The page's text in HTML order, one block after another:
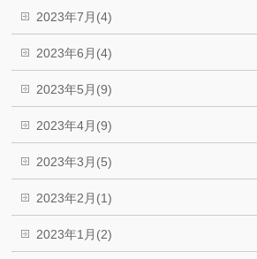
2023年7月(4)
2023年6月(4)
2023年5月(9)
2023年4月(9)
2023年3月(5)
2023年2月(1)
2023年1月(2)